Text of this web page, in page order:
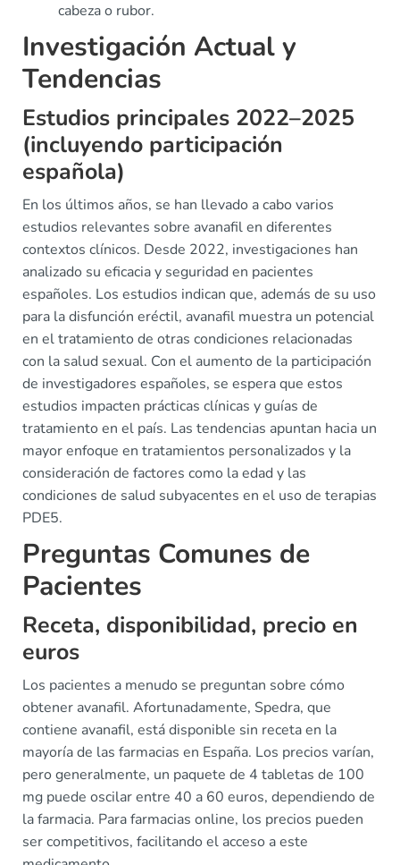
cabeza o rubor.
Investigación Actual y
Tendencias
Estudios principales 2022–2025
(incluyendo participación
española)
En los últimos años, se han llevado a cabo varios
estudios relevantes sobre avanafil en diferentes
contextos clínicos. Desde 2022, investigaciones han
analizado su eficacia y seguridad en pacientes
españoles. Los estudios indican que, además de su uso
para la disfunción eréctil, avanafil muestra un potencial
en el tratamiento de otras condiciones relacionadas
con la salud sexual. Con el aumento de la participación
de investigadores españoles, se espera que estos
estudios impacten prácticas clínicas y guías de
tratamiento en el país. Las tendencias apuntan hacia un
mayor enfoque en tratamientos personalizados y la
consideración de factores como la edad y las
condiciones de salud subyacentes en el uso de terapias
PDE5.
Preguntas Comunes de
Pacientes
Receta, disponibilidad, precio en
euros
Los pacientes a menudo se preguntan sobre cómo
obtener avanafil. Afortunadamente, Spedra, que
contiene avanafil, está disponible sin receta en la
mayoría de las farmacias en España. Los precios varían,
pero generalmente, un paquete de 4 tabletas de 100
mg puede oscilar entre 40 a 60 euros, dependiendo de
la farmacia. Para farmacias online, los precios pueden
ser competitivos, facilitando el acceso a este